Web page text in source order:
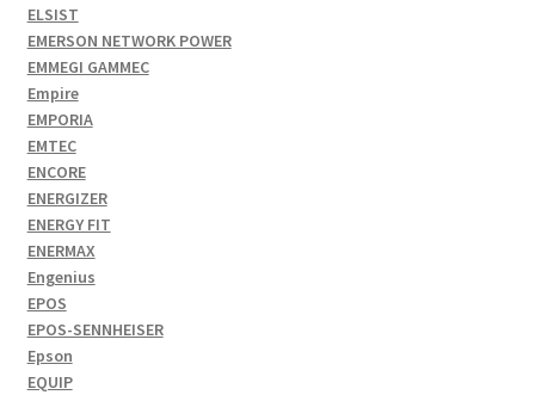
ELSIST
EMERSON NETWORK POWER
EMMEGI GAMMEC
Empire
EMPORIA
EMTEC
ENCORE
ENERGIZER
ENERGY FIT
ENERMAX
Engenius
EPOS
EPOS-SENNHEISER
Epson
EQUIP